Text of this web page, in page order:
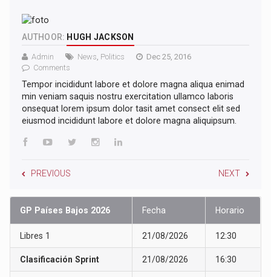
AUTHOOR: HUGH JACKSON
Admin News Politics
Dec 25, 2016
Comments
Tempor incididunt labore et dolore magna aliqua enimad
min veniam saquis nostru exercitation ullamco laboris
onsequat lorem ipsum dolor tasit amet consect elit sed
eiusmod incididunt labore et dolore magna aliquipsum.
PREVIOUS NEXT
GP Países Bajos 2026 Fecha Horario
Libres 1 21/08/2026 12:30
Clasificación Sprint 21/08/2026 16:30